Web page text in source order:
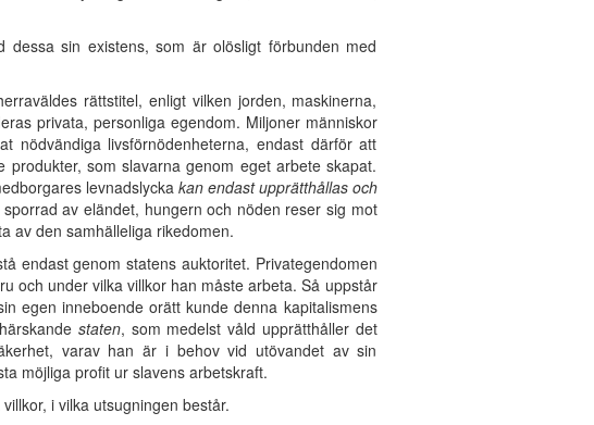
sin existens, som är olösligt förbunden med
rättstitel, enligt vilken jorden, maskinerna,
privata, personliga egendom. Miljoner människor
nödvändiga livsförnödenheterna, endast därför att
som slavarna genom eget arbete skapat.
levnadslycka kan endast upprätthållas och
av eländet, hungern och nöden reser sig mot
av den samhälleliga rikedomen.
endast genom statens auktoritet. Privategendomen
och under vilka villkor han måste arbeta. Så uppstår
egen inneboende orätt kunde denna kapitalismens
staten, som medelst våld upprätthåller det
varav han är i behov vid utövandet av sin
möjliga profit ur slavens arbetskraft.
i vilka utsugningen består.